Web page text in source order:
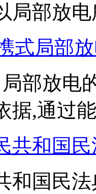
局部放
式局部
部放电
据,通过
共和国
和国民